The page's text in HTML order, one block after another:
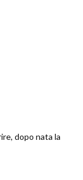
dopo nata la